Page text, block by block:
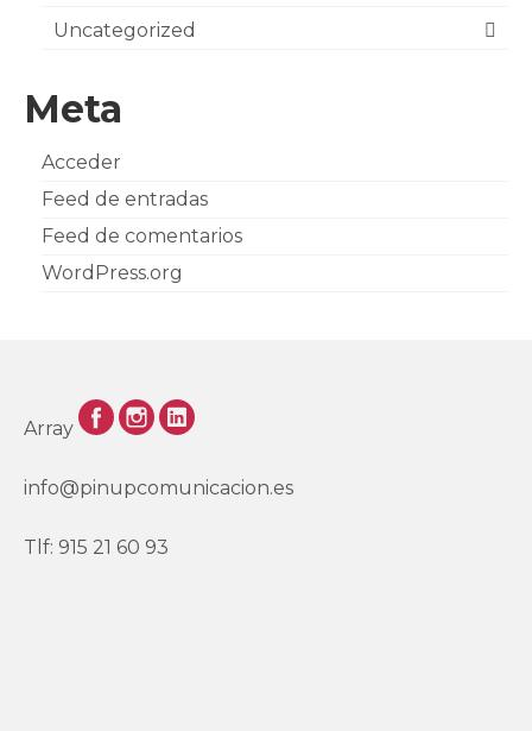
Uncategorized
Meta
Acceder
Feed de entradas
Feed de comentarios
WordPress.org
Array
info@pinupcomunicacion.es
Tlf: 915 21 60 93